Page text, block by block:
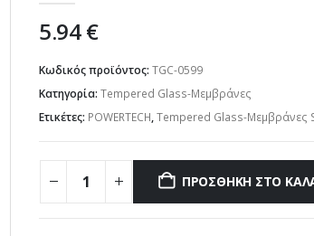
5.94€
Κωδικός προϊόντος: TGC-0599
Κατηγορία: Tempered Glass-Μεμβράνες
Ετικέτες: POWERTECH,Tempered Glass-Μεμβράνες
ΠΡΟΣΘΉΚΗ ΣΤΟ